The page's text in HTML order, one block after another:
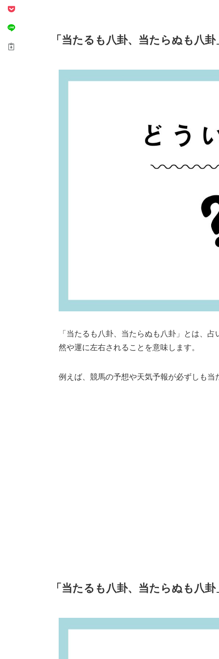
「当たるも八卦、当たらぬも八
「当たるも八卦、当たらぬも八卦」とは、
然や運に左右されることを意味します。
例えば、競馬の予想や天気予報が必ずしも
「当たるも八卦、当たらぬも八